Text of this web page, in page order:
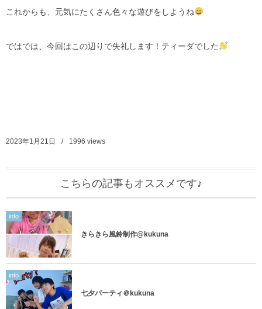
これからも、元気にたくさん色々な遊びをしようね
ではでは、今回はこの辺りで失礼します！ティーダでした
2023年1月21日 1996 views
こちらの記事もオススメです♪
info
きらきら風鈴制作@kukuna
info
七夕パーティ＠kukuna